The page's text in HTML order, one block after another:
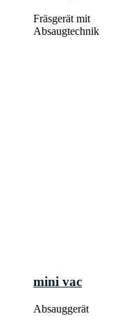
Fräsgerät mit
Absaugtechnik
mini vac
Absauggerät